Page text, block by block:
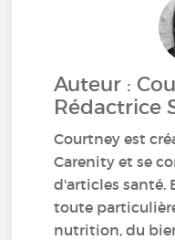
Auteur :
Rédactrice
Courtney est
Carenity et se
d'articles santé.
toute
nutrition, du